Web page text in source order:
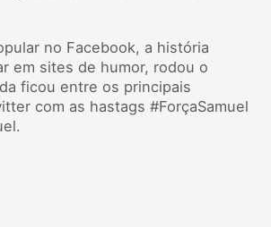
no Facebook, a história
em sites de humor, rodou o
ficou entre os principais
com as hastags #ForçaSamuel